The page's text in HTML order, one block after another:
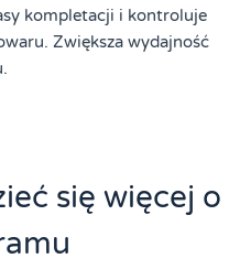
kompletacji i kontroluje
Zwiększa wydajność
się więcej o